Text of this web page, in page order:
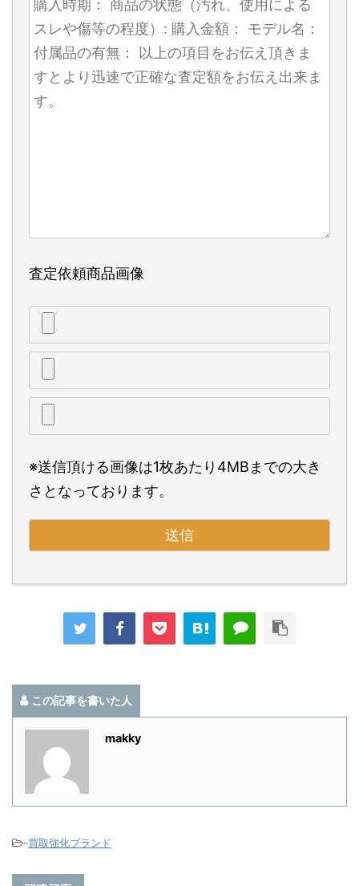
査定依頼商品画像
※送信頂ける画像は1枚あたり4MBまでの大き
さとなっております。
この記事を書いた人
makky
-買取強化ブランド